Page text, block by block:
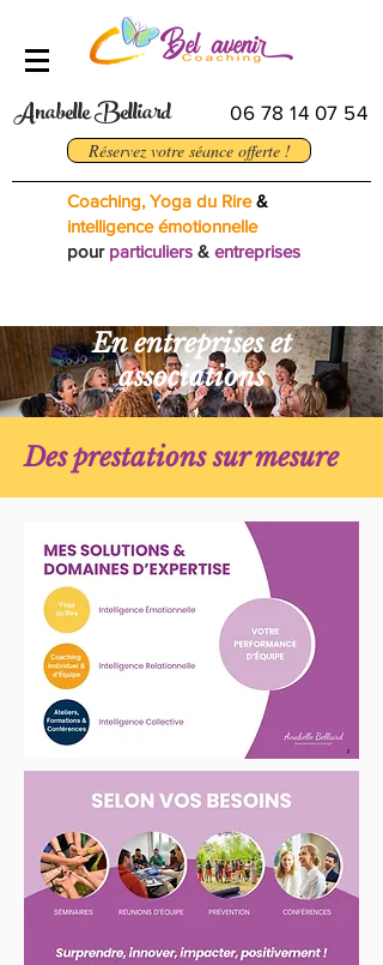
Anabelle Belliard
06 78 14 07 54
Réservez votre séance offerte !
Coaching, Yoga du Rire&
intelligence émotionnelle
pour particuliers & entreprises
En entreprises et
associations
Des prestations sur mesure